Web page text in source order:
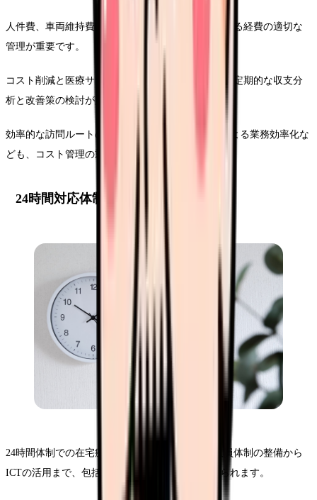
人件費、車両維持費、通信費など、継続的に発生する経費の適切な
管理が重要です。
コスト削減と医療サービスの質の両立を図るため、定期的な収支分
析と改善策の検討が必要です。
効率的な訪問ルートの設定や、ICTツールの活用による業務効率化な
ども、コスト管理の重要な要素となります。
24時間対応体制の構築
24時間体制での在宅療養支援を実現するには、人員体制の整備から
ICTの活用まで、包括的なシステムづくりが求められます。